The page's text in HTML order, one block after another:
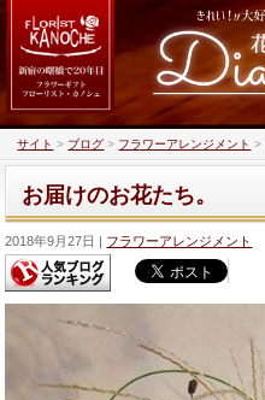
サイト > ブログ > フラワーアレンジメント >
お届けのお花たち。
2018年9月27日 フラワーアレンジメント